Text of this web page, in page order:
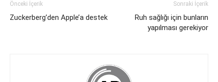
Önceki İçerik
Zuckerberg’den Apple’a destek
Sonraki İçerik
Ruh sağlığı için bunların
yapılması gerekiyor